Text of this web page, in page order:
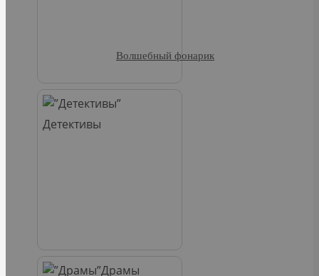
Детективы
Драмы
Волшебный фонарик